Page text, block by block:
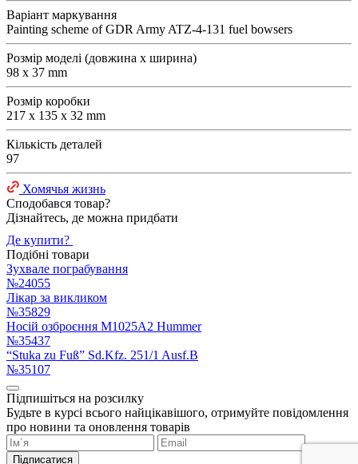
Варіант маркування
Painting scheme of GDR Army ATZ-4-131 fuel bowsers
Розмір моделі (довжина х ширина)
98 x 37 mm
Розмір коробки
217 x 135 x 32 mm
Кількість деталей
97
Хомячья жизнь
Сподобався товар?
Дізнайтесь, де можна придбати
Де купити?
Подібні товари
Зухвале пограбування
№24055
Лікар за викликом
№35829
Носій озброєння M1025A2 Hummer
№35437
“Stuka zu Fuß” Sd.Kfz. 251/1 Ausf.B
№35107
Підпишіться на розсилку
Будьте в курсі всього найцікавішого, отримуйте повідомлення
про новини та оновлення товарів
Підписатися